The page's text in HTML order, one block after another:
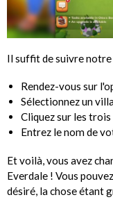
Il suffit de suivre notre
Rendez-vous sur
Sélectionnez un
Cliquez sur les
Entrez le nom de
Et voilà, vous avez
Everdale ! Vous
désiré, la chose étant